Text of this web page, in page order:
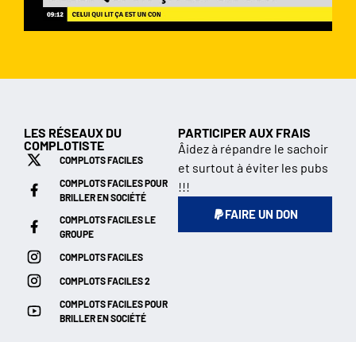
LES RÉSEAUX DU
COMPLOTISTE
COMPLOTS FACILES
COMPLOTS FACILES POUR
BRILLER EN SOCIÉTÉ
COMPLOTS FACILES LE
GROUPE
COMPLOTS FACILES
COMPLOTS FACILES 2
COMPLOTS FACILES POUR
BRILLER EN SOCIÉTÉ
PARTICIPER AUX FRAIS
Âidez à répandre le sachoir
et surtout à éviter les pubs
!!!
FAIRE UN DON